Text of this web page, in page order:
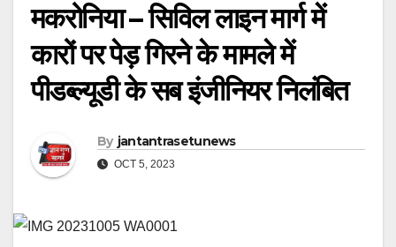
मकरोनिया – सिविल लाइन मार्ग में
कारों पर पेड़ गिरने के मामले में
पीडब्ल्यूडी के सब इंजीनियर निलंबित
By jantantrasetunews
OCT 5, 2023